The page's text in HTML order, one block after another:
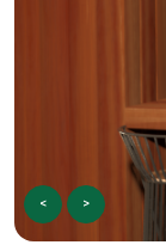
< >